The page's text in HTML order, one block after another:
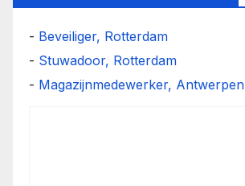
- Beveiliger, Rotterdam
- Stuwadoor, Rotterdam
- Magazijnmedewerker, Antwerpen